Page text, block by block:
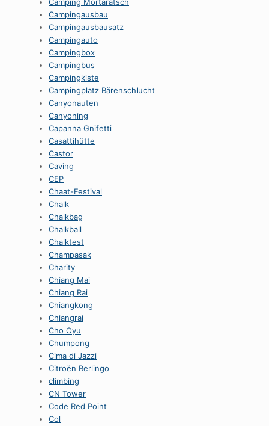
Campingausbau
Campingausbausatz
Campingauto
Campingbox
Campingbus
Campingkiste
Campingplatz Bärenschlucht
Canyonauten
Canyoning
Capanna Gnifetti
Casattihütte
Castor
Caving
CEP
Chaat-Festival
Chalk
Chalkbag
Chalkball
Chalktest
Champasak
Charity
Chiang Mai
Chiang Rai
Chiangkong
Chiangrai
Cho Oyu
Chumpong
Cima di Jazzi
Citroën Berlingo
climbing
CN Tower
Code Red Point
Col